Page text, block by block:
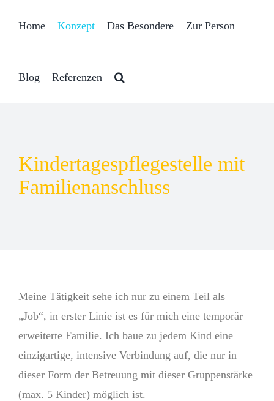
InhaltHome Konzept Das Besondere Zur Person
Blog Referenzen
Kindertagespflegestelle mit
Familienanschluss
Meine Tätigkeit sehe ich nur zu einem Teil als
„Job“, in erster Linie ist es für mich eine temporär
erweiterte Familie. Ich baue zu jedem Kind eine
einzigartige, intensive Verbindung auf, die nur in
dieser Form der Betreuung mit dieser Gruppenstärke
(max. 5 Kinder) möglich ist.